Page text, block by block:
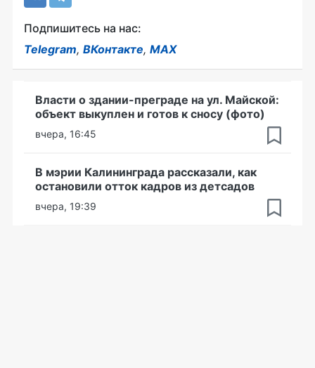
Подпишитесь на нас:
Telegram, ВКонтакте, MAX
Власти о здании-преграде на ул. Майской:
объект выкуплен и готов к сносу (фото)
вчера, 16:45
В мэрии Калининграда рассказали, как
остановили отток кадров из детсадов
вчера, 19:39